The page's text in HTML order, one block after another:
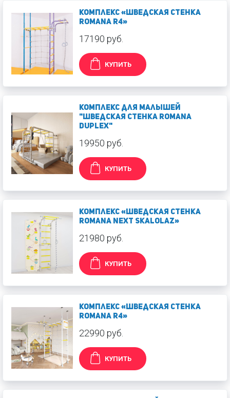
Комплекс «Шведская стенка
ROMANA R4»
17190 руб.
КУПИТЬ
Комплекс для малышей
"Шведская стенка ROMANA
Duplex"
19950 руб.
КУПИТЬ
Комплекс «Шведская стенка
ROMANA Next Skalolaz»
21980 руб.
КУПИТЬ
Комплекс «Шведская стенка
ROMANA R4»
22990 руб.
КУПИТЬ